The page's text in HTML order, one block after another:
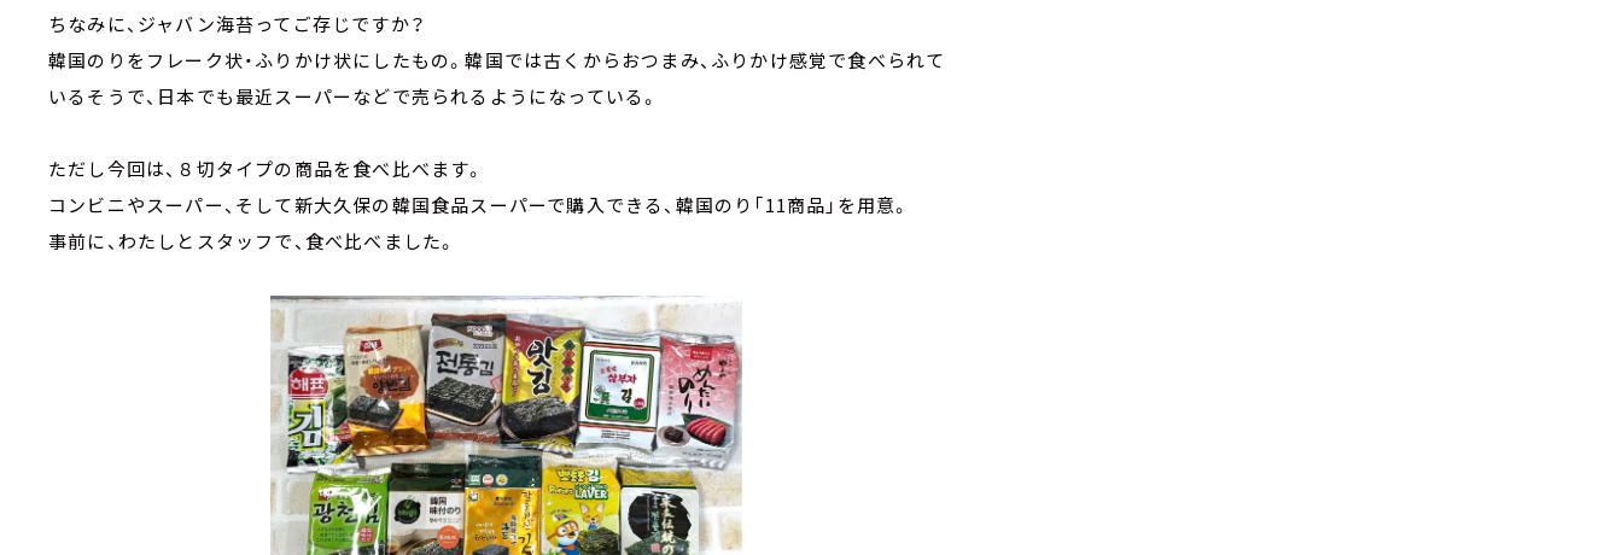
ちなみに、ジャバン海苔ってご存じですか？
韓国のりをフレーク状・ふりかけ状にしたもの。韓国では古くからおつまみ、ふりかけ感覚で食べられて
いるそうで、日本でも最近スーパーなどで売られるようになっている。
ただし今回は、８切タイプの商品を食べ比べます。
コンビニやスーパー、そして新大久保の韓国食品スーパーで購入できる、韓国のり「11商品」を用意。
事前に、わたしとスタッフで、食べ比べました。